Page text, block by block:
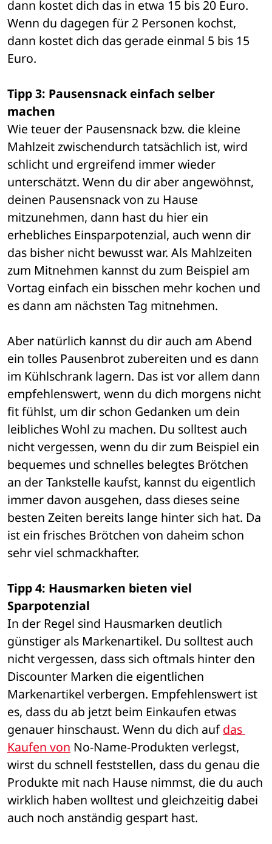
dann kostet dich das in etwa 15 bis 20 Euro.
Wenn du dagegen für 2 Personen kochst,
dann kostet dich das gerade einmal 5 bis 15
Euro.
Tipp 3: Pausensnack einfach selber
machen
Wie teuer der Pausensnack bzw. die kleine
Mahlzeit zwischendurch tatsächlich ist, wird
schlicht und ergreifend immer wieder
unterschätzt. Wenn du dir aber angewöhnst,
deinen Pausensnack von zu Hause
mitzunehmen, dann hast du hier ein
erhebliches Einsparpotenzial, auch wenn dir
das bisher nicht bewusst war. Als Mahlzeiten
zum Mitnehmen kannst du zum Beispiel am
Vortag einfach ein bisschen mehr kochen und
es dann am nächsten Tag mitnehmen.
Aber natürlich kannst du dir auch am Abend
ein tolles Pausenbrot zubereiten und es dann
im Kühlschrank lagern. Das ist vor allem dann
empfehlenswert, wenn du dich morgens nicht
fit fühlst, um dir schon Gedanken um dein
leibliches Wohl zu machen. Du solltest auch
nicht vergessen, wenn du dir zum Beispiel ein
bequemes und schnelles belegtes Brötchen
an der Tankstelle kaufst, kannst du eigentlich
immer davon ausgehen, dass dieses seine
besten Zeiten bereits lange hinter sich hat. Da
ist ein frisches Brötchen von daheim schon
sehr viel schmackhafter.
Tipp 4: Hausmarken bieten viel
Sparpotenzial
In der Regel sind Hausmarken deutlich
günstiger als Markenartikel. Du solltest auch
nicht vergessen, dass sich oftmals hinter den
Discounter Marken die eigentlichen
Markenartikel verbergen. Empfehlenswert ist
es, dass du ab jetzt beim Einkaufen etwas
genauer hinschaust. Wenn du dich auf das
Kaufen von No-Name-Produkten verlegst,
wirst du schnell feststellen, dass du genau die
Produkte mit nach Hause nimmst, die du auch
wirklich haben wolltest und gleichzeitig dabei
auch noch anständig gespart hast.